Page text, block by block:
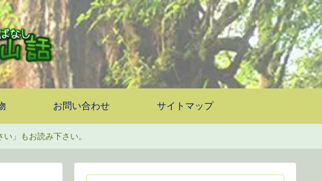
お問い合わせ サイトマップ
」もお読み下さい。